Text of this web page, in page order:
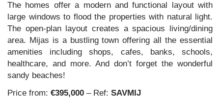
The homes offer a modern and functional layout with
large windows to flood the properties with natural light.
The open-plan layout creates a spacious living/dining
area. Mijas is a bustling town offering all the essential
amenities including shops, cafes, banks, schools,
healthcare, and more. And don’t forget the wonderful
sandy beaches!
Price from: €395,000 – Ref: SAVMIJ